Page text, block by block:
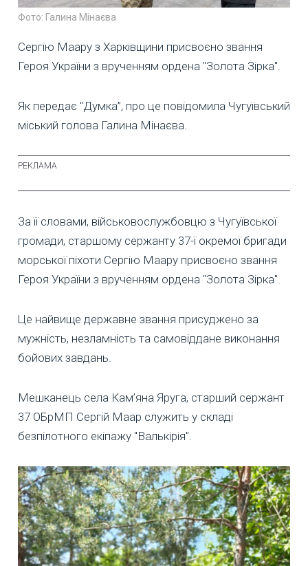
Фото: Галина Мінаєва
Сергію Маару з Харківщини присвоєно звання
Героя України з врученням ордена "Золота Зірка".
Як передає "Думка”, про це повідомила Чугуївський
міський голова Галина Мінаєва.
За її словами, військовослужбовцю з Чугуївської
громади, старшому сержанту 37-ї окремої бригади
морської піхоти Сергію Маару присвоєно звання
Героя України з врученням ордена "Золота Зірка".
Це найвище державне звання присуджено за
мужність, незламність та самовіддане виконання
бойових завдань.
Мешканець села Кам’яна Яруга, старший сержант
37 ОБрМП Сергій Маар служить у складі
безпілотного екіпажу "Валькірія".